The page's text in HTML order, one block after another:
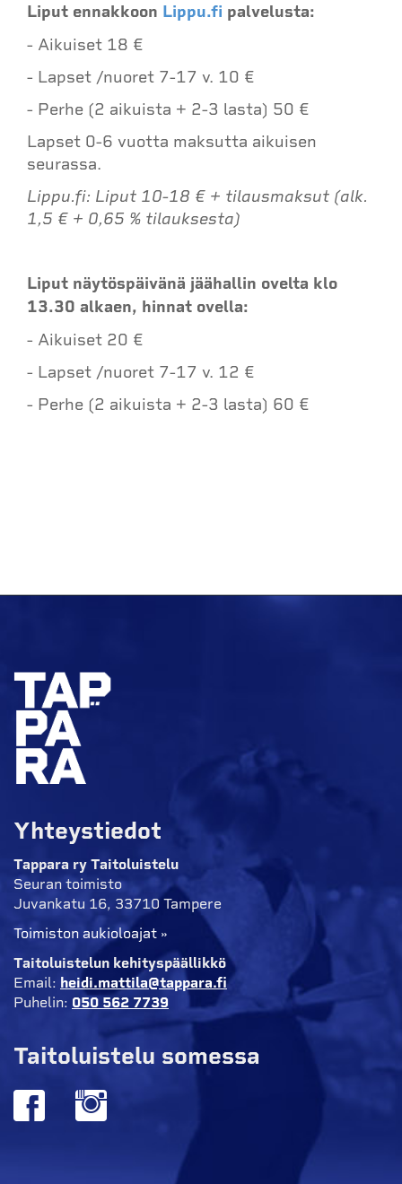
Liput ennakkoon Lippu.fi palvelusta:
- Aikuiset 18 €
- Lapset /nuoret 7-17 v. 10 €
- Perhe (2 aikuista + 2-3 lasta) 50 €
Lapset 0-6 vuotta maksutta aikuisen
seurassa.
Lippu.fi: Liput 10-18 € + tilausmaksut (alk.
1,5 € + 0,65 % tilauksesta)
Liput näytöspäivänä jäähallin ovelta klo
13.30 alkaen, hinnat ovella:
- Aikuiset 20 €
- Lapset /nuoret 7-17 v. 12 €
- Perhe (2 aikuista + 2-3 lasta) 60 €
Yhteystiedot
Tappara ry Taitoluistelu
Seuran toimisto
Juvankatu 16, 33710 Tampere
Toimiston aukioloajat »
Taitoluistelun kehityspäällikkö
Email: heidi.mattila@tappara.fi
Puhelin: 050 562 7739
Taitoluistelu somessa